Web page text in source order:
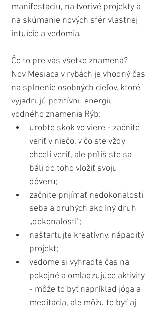
manifestáciu, na tvorivé projekty a
na skúmanie nových sfér vlastnej
intuície a vedomia.
Čo to pre vás všetko znamená?
Nov Mesiaca v rybách je vhodný čas
na splnenie osobných cieľov, ktoré
vyjadrujú pozitívnu energiu
vodného znamenia Rýb:
urobte skok vo viere - začnite
veriť v niečo, v čo ste vždy
chceli veriť, ale príliš ste sa
báli do toho vložiť svoju
dôveru;
začnite prijímať nedokonalosti
seba a druhých ako iný druh
„dokonalosti“;
naštartujte kreatívny, nápaditý
projekt;
vedome si vyhraďte čas na
pokojné a omladzujúce aktivity
- môže to byť napríklad jóga a
meditácia, ale môžu to byť aj